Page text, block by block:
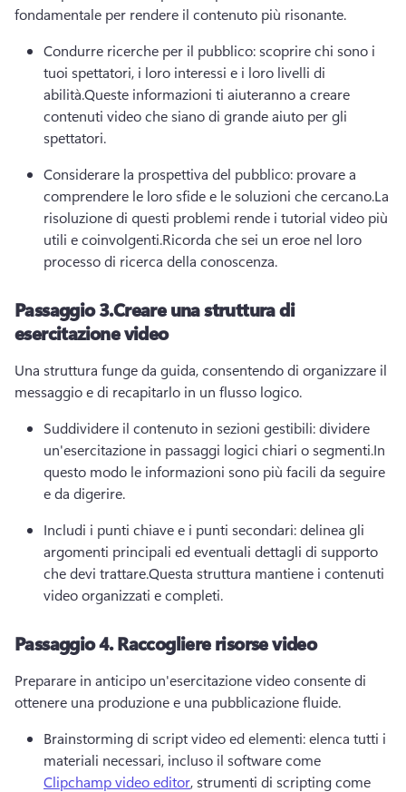
fondamentale per rendere il contenuto più risonante.
Condurre ricerche per il pubblico: scoprire chi sono i
tuoi spettatori, i loro interessi e i loro livelli di
abilità.Queste informazioni ti aiuteranno a creare
contenuti video che siano di grande aiuto per gli
spettatori.
Considerare la prospettiva del pubblico: provare a
comprendere le loro sfide e le soluzioni che cercano.La
risoluzione di questi problemi rende i tutorial video più
utili e coinvolgenti.Ricorda che sei un eroe nel loro
processo di ricerca della conoscenza.
Passaggio 3.Creare una struttura di
esercitazione video
Una struttura funge da guida, consentendo di organizzare il
messaggio e di recapitarlo in un flusso logico.
Suddividere il contenuto in sezioni gestibili: dividere
un'esercitazione in passaggi logici chiari o segmenti.In
questo modo le informazioni sono più facili da seguire
e da digerire.
Includi i punti chiave e i punti secondari: delinea gli
argomenti principali ed eventuali dettagli di supporto
che devi trattare.Questa struttura mantiene i contenuti
video organizzati e completi.
Passaggio 4.Raccogliere risorse video
Preparare in anticipo un'esercitazione video consente di
ottenere una produzione e una pubblicazione fluide.
Brainstorming di script video ed elementi: elenca tutti i
materiali necessari, incluso il software come
Clipchamp video editor, strumenti di scripting come